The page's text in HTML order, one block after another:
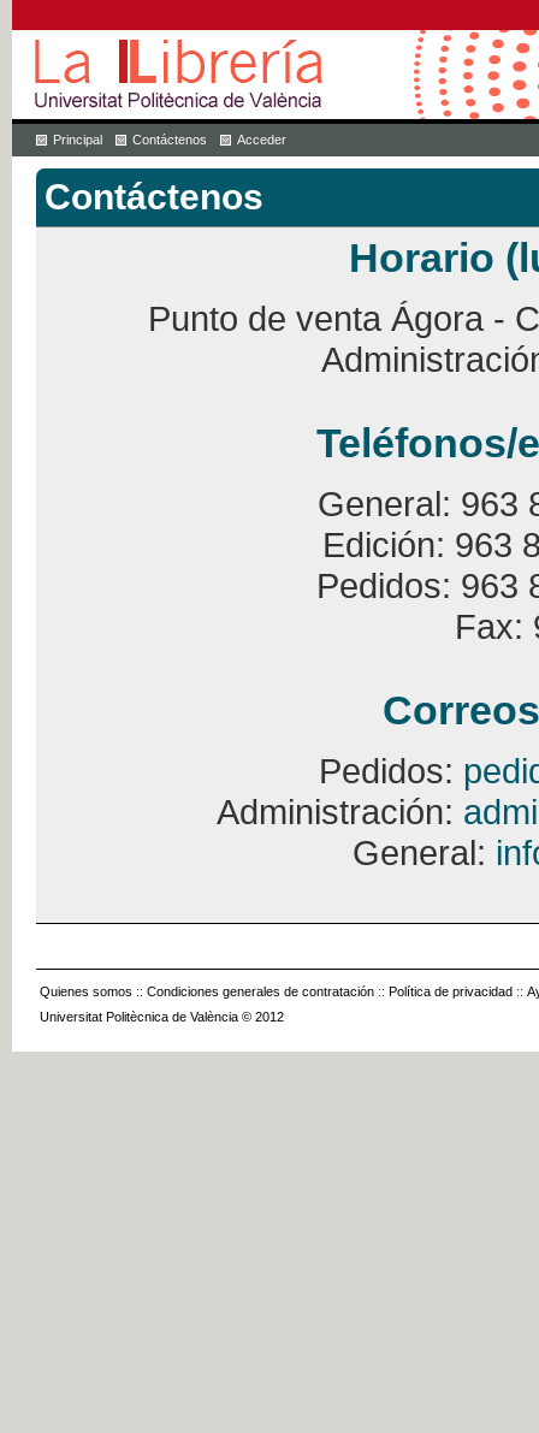
Principal Contáctenos Acceder
Contáctenos
Horario
Punto de venta Ágora -
Teléfonos/
General: 963
Edición: 963
Pedidos: 963
Fax:
Pedidos:
Administración:
General:
Quienes somos :: Condiciones generales de contratación :: Política de privacidad ::
Universitat Politècnica de València © 2012